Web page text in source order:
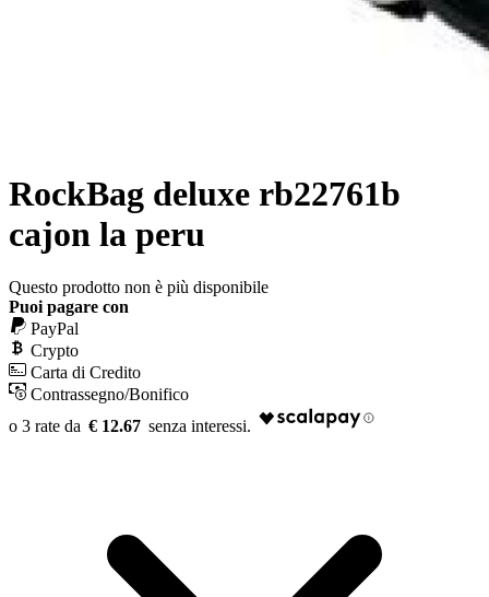
RockBag deluxe rb22761b
cajon la peru
Questo prodotto non è più disponibile
Puoi pagare con
PayPal
Crypto
Carta di Credito
Contrassegno/Bonifico
€ 12.67